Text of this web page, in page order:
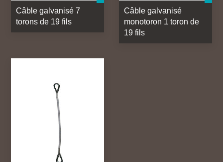
Câble galvanisé 7
torons de 19 fils
Câble galvanisé
monotoron 1 toron de
19 fils